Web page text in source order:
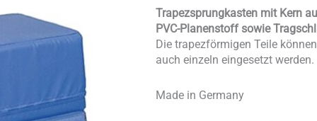
Trapezsprungkasten mit Kern
PVC-Planenstoff sowie
Die trapezförmigen Teile
auch einzeln eingesetzt werden.
Made in Germany
verschiedene
Ausführungen
Menge